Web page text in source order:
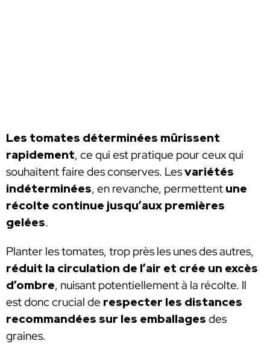
Les tomates déterminées mûrissent
rapidement, ce qui est pratique pour ceux qui
souhaitent faire des conserves. Lesvariétés
indéterminées, en revanche, permettent une
récolte continue jusqu’aux premières
gelées.
Planter les tomates, trop près les unes des autres,
réduit la circulation de l’air et crée un excès
d’ombre, nuisant potentiellement à la récolte. Il
est donc crucial de respecter les distances
recommandées sur les emballages des
graines.